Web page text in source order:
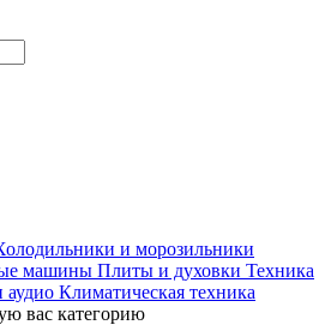
и морозильники
машины Плиты и духовки Техника
аудио Климатическая техника
вас категорию